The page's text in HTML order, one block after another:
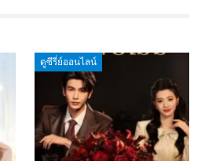
ดูซีรี่ย์ออนไลน์